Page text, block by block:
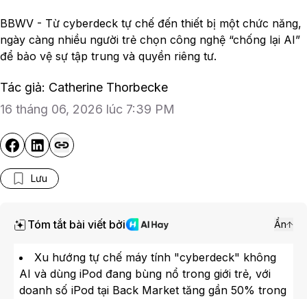
BBWV - Từ cyberdeck tự chế đến thiết bị một chức năng,
ngày càng nhiều người trẻ chọn công nghệ “chống lại AI”
để bảo vệ sự tập trung và quyền riêng tư.
Tác giả: Catherine Thorbecke
16 tháng 06, 2026 lúc 7:39 PM
Lưu
Tóm tắt bài viết bởi Ẩn
Xu hướng tự chế máy tính "cyberdeck" không
AI và dùng iPod đang bùng nổ trong giới trẻ, với
doanh số iPod tại Back Market tăng gần 50% trong